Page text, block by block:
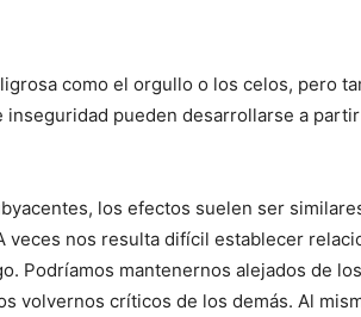
como el orgullo o los celos, pero
pueden desarrollarse a
los efectos suelen ser
veces nos resulta difícil establecer
Podríamos mantenernos alejados de
volvernos críticos de los demás. Al